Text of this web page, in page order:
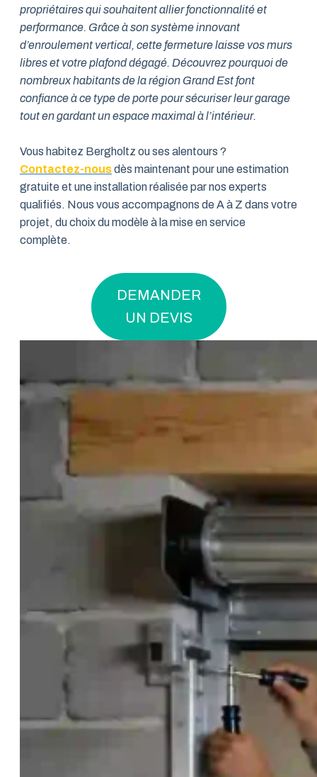
propriétaires qui souhaitent allier fonctionnalité et
performance. Grâce à son système innovant
d’enroulement vertical, cette fermeture laisse vos murs
libres et votre plafond dégagé. Découvrez pourquoi de
nombreux habitants de la région Grand Est font
confiance à ce type de porte pour sécuriser leur garage
tout en gardant un espace maximal à l’intérieur.
Vous habitez Bergholtz ou ses alentours ?
Contactez-nousdès maintenant pour une estimation
gratuite et une installation réalisée par nos experts
qualifiés. Nous vous accompagnons de A à Z dans votre
projet, du choix du modèle à la mise en service
complète.
DEMANDER
UN DEVIS